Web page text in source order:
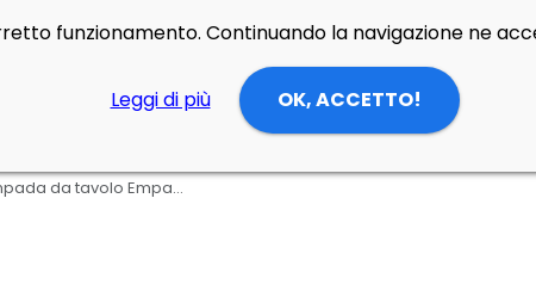
Lampada da tavolo Empatia 26 led di Artemide in vetro soffiato, metacrilato, alluminio
funzionamento. Continuando la navigazione ne
Leggi di più OK, ACCETTO!